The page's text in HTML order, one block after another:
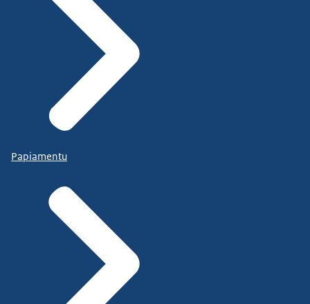
Papiamentu